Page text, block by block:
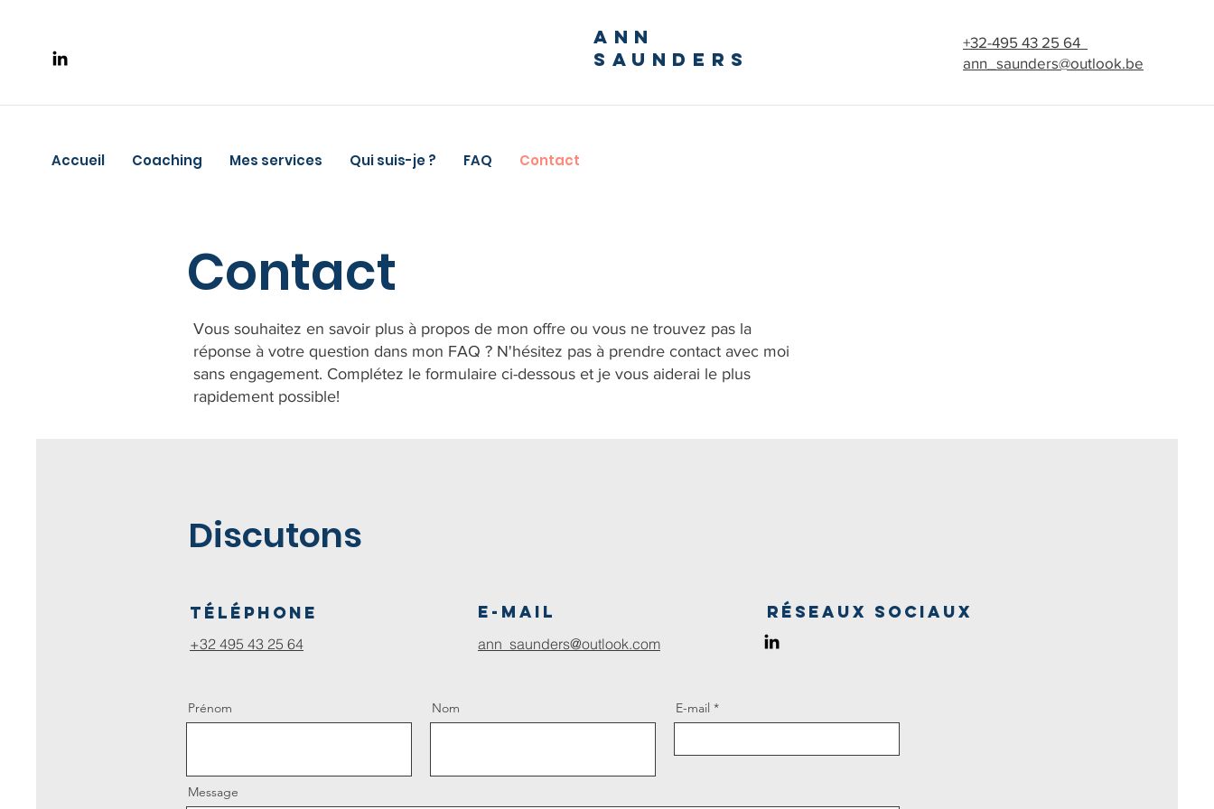
ANN
SAUNDERS
+32-495 43 25 64
ann_saunders@outlook.be
Accueil Coaching Mes services Qui suis-je ? FAQ Contact
Contact
Vous souhaitez en savoir plus à propos de mon offre ou vous ne trouvez pas la
réponse à votre question dans mon FAQ ? N'hésitez pas à prendre contact avec moi
sans engagement. Complétez le formulaire ci-dessous et je vous aiderai le plus
rapidement possible!
Discutons
Téléphone
+32 495 43 25 64
E-mail
ann_saunders@outlook.com
Réseaux sociaux
Prénom Nom E-mail
Message